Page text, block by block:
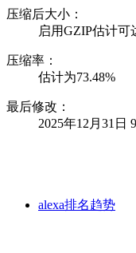
压缩后大小：
启用GZIP估计可
压缩率：
估计为73.48%
最后修改：
2025年12月31日
alexa排名趋势